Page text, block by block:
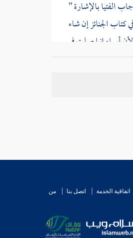
الفتيا بالإشارة "
الجنائز إن شاء
أسماءإنما صلت في
مؤخر المسجد كما
اتفاقية الخدمة اتصل بنا
من